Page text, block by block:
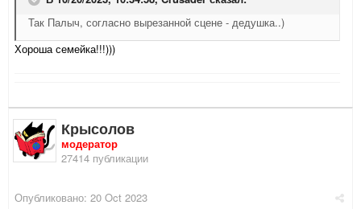
Так Палыч, согласно вырезанной сцене - дедушка..)
Хороша семейка!!!)))
Крысолов
модератор
27414 публикации
Опубликовано: 20 Oct 2023